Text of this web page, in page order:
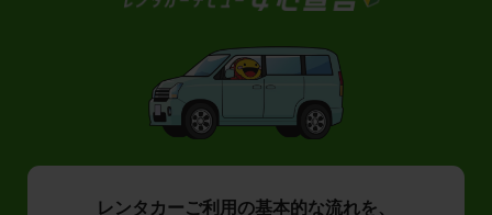
レンタカーご利用の基本的な流れを、